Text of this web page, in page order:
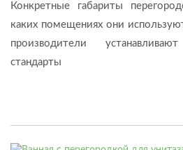
Конкретные габариты
каких помещениях они
производители
стандарты